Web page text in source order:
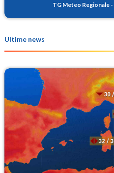
TG Meteo Regionale -
Ultime news